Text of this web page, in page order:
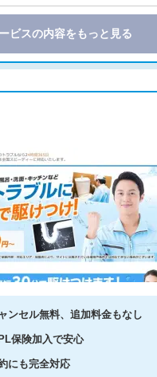
ビスの内容をもっと見る
ンセル無料、追加料金もなし
保険加入で安心
にも完全対応